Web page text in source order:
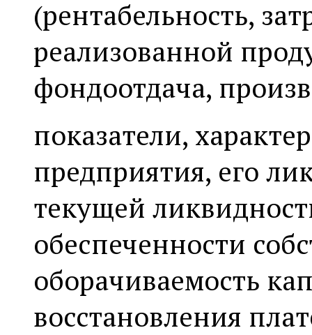
(рентабельность,
реализованной
фондоотдача,
показатели,
предприятия, его
текущей
обеспеченности
оборачиваемость
восстановления